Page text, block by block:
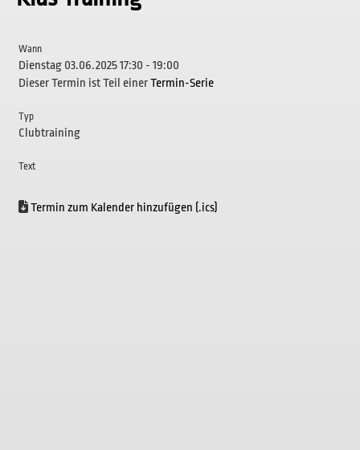
Wann
Dienstag 03.06.2025 17:30 - 19:00
Dieser Termin ist Teil einerTermin-Serie
Typ
Clubtraining
Text
Termin zum Kalender hinzufügen (.ics)